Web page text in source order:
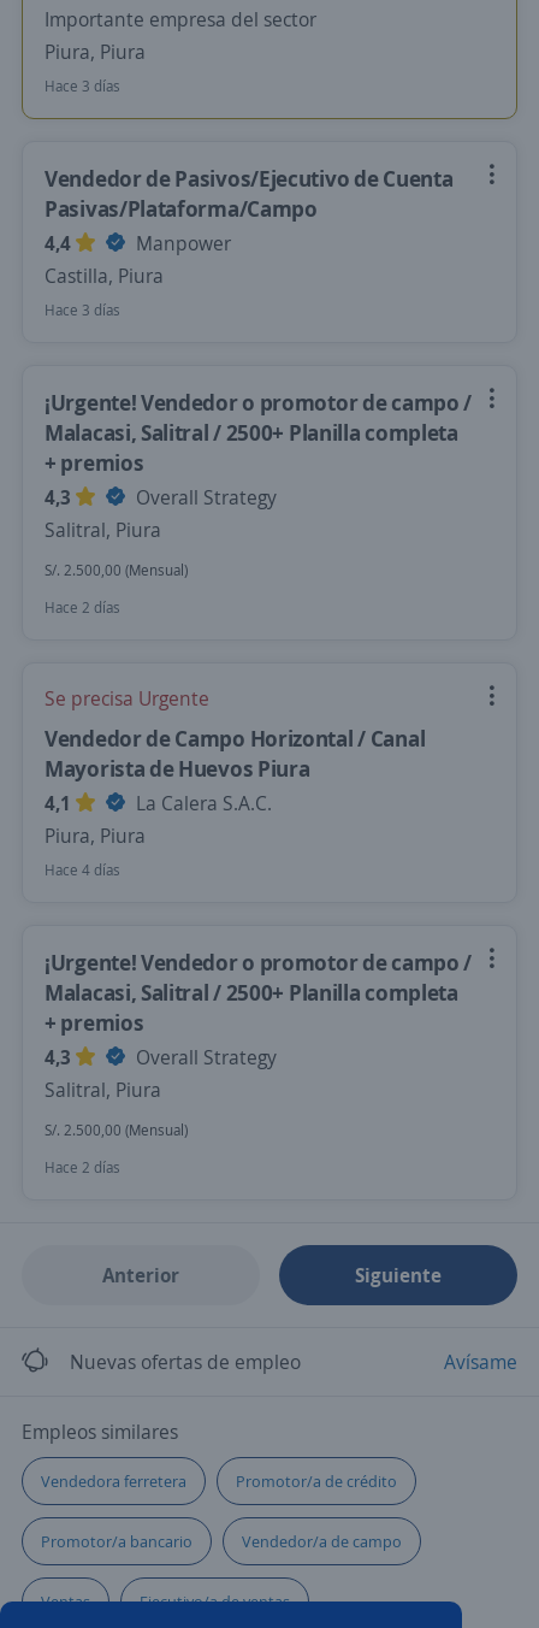
Importante empresa del sector
Piura, Piura
Hace 3 días
Vendedor de Pasivos/Ejecutivo de Cuenta
Pasivas/Plataforma/Campo
4,4
Manpower
Castilla, Piura
Hace 3 días
¡Urgente! Vendedor o promotor de campo /
Malacasi, Salitral / 2500+ Planilla completa
+ premios
4,3
Overall Strategy
Salitral, Piura
S/. 2.500,00 (Mensual)
Hace 2 días
Se precisa Urgente
Vendedor de Campo Horizontal / Canal
Mayorista de Huevos Piura
4,1
La Calera S.A.C.
Piura, Piura
Hace 4 días
¡Urgente! Vendedor o promotor de campo /
Malacasi, Salitral / 2500+ Planilla completa
+ premios
4,3
Overall Strategy
Salitral, Piura
S/. 2.500,00 (Mensual)
Hace 2 días
Anterior Siguiente
Nuevas ofertas de empleo Avísame
Empleos similares
Vendedora ferretera Promotor/a de crédito
Promotor/a bancario Vendedor/a de campo
Ventas Ejecutivo/a de ventas